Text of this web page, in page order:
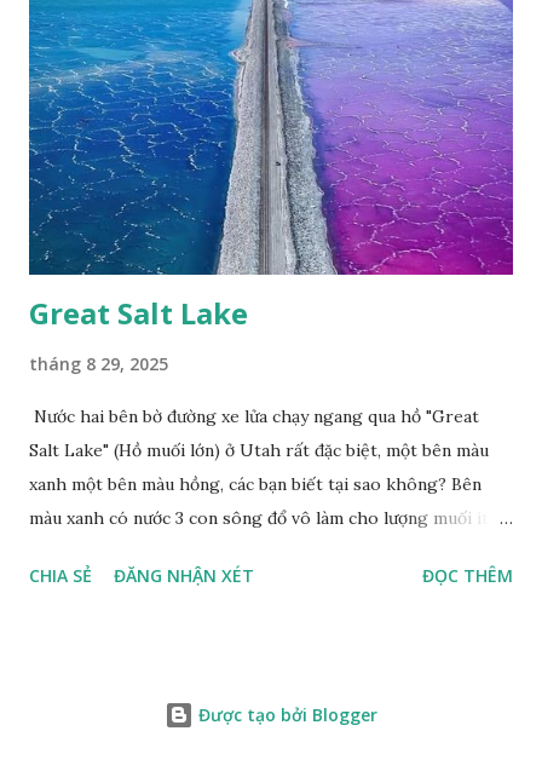
Great Salt Lake
tháng 8 29, 2025
Nước hai bên bờ đường xe lửa chạy ngang qua hồ "Great
Salt Lake" (Hồ muối lớn) ở Utah rất đặc biệt, một bên màu
xanh một bên màu hồng, các bạn biết tại sao không? Bên
màu xanh có nước 3 con sông đổ vô làm cho lượng muối ít,
biển, nhiều sinh vật thích muối sống ở đây, tạo nên màu
CHIA SẺ ĐĂNG NHẬN XÉT ĐỌC THÊM
Được tạo bởi Blogger